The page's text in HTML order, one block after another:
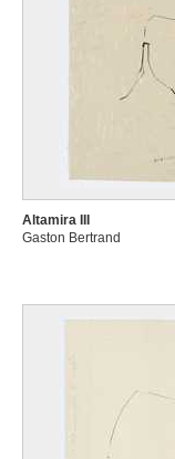
Altamira III
Gaston Bertrand